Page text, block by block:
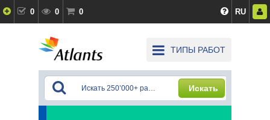
0 0 0 RU
ТИПЫ РАБОТ
Искать